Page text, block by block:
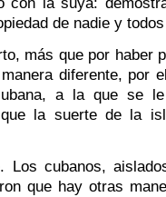
con la suya:
de nadie y
más que por haber
diferente, por
a la que se
la suerte de la
Los cubanos,
que hay otras